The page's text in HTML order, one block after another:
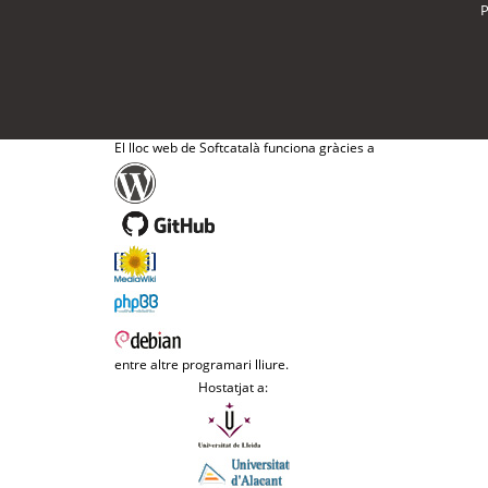
El lloc web de Softcatalà funciona gràcies a
entre altre programari lliure.
Hostatjat a: